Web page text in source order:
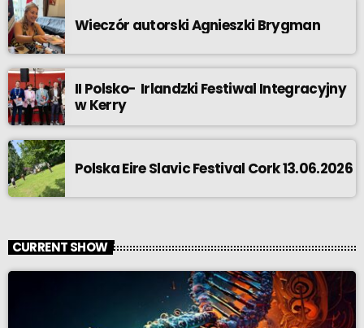
Wieczór autorski Agnieszki Brygman
II Polsko- Irlandzki Festiwal Integracyjny
w Kerry
Polska Eire Slavic Festival Cork 13.06.2026
CURRENT SHOW